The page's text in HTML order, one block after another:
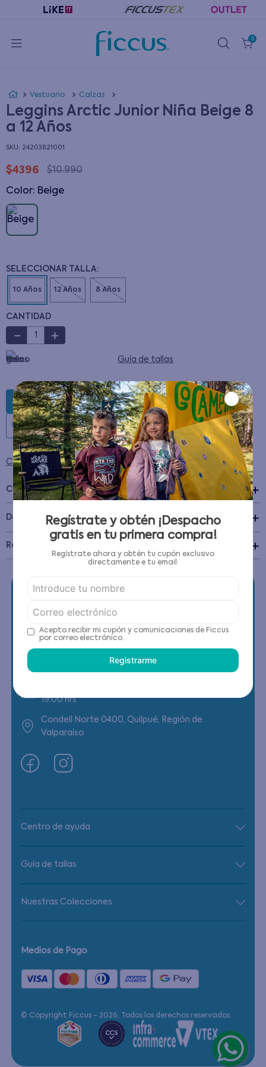
0
Vestuario Calzas
Leggins Arctic Junior Niña Beige 8
a 12 Años
: 24203821001
$4396 $10.990
Color: beige
CANTIDAD
＋
－
Guía de tallas
AGREGAR AL CARRITO
Condiciones para cambios y devoluciones
Características
Detalles del Producto +
Recomendaciones de cuidado
Contáctanos
(22) 6178818 - Compras Internet
19:00 hrs
Condell Norte 0400, Quilpué, Región de
Valparaíso
Centro de ayuda
Guía de tallas
Nuestras Colecciones
Medios de Pago
© Copyright Ficcus - 2026. Todos los derechos reservados.
Regístrate y obtén ¡Despacho
gratis en tu primera compra!
Regístrate ahora y obtén tu cupón exclusivo
directamente e tu email:
Acepto recibir mi cupón y comunicaciones de Ficcus
por correo electrónico.
Registrarme